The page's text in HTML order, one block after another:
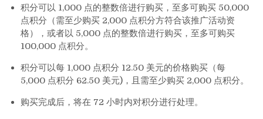
积分可以 1,000 点的整数倍进行购买，至多可购买 50,000
点积分（需至少购买 2,000 点积分方符合该推广活动资
格），或者以 5,000 点的整数倍进行购买，至多可购买
100,000 点积分。
积分可以每 1,000 点积分 12.50 美元的价格购买（每
5,000 点积分 62.50 美元)，且需至少购买 2,000 点积分。
购买完成后，将在 72 小时内对积分进行处理。